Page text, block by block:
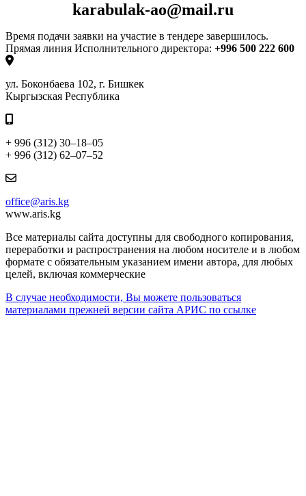
karabulak-ao@mail.ru
Время подачи заявки на участие в тендере завершилось.
Прямая линия Исполнительного директора: +996 500 222 600
ул. Боконбаева 102, г. Бишкек
Кыргызская Республика
+ 996 (312) 30–18–05
+ 996 (312) 62–07–52
office@aris.kg
www.aris.kg
Все материалы сайта доступны для свободного копирования,
переработки и распространения на любом носителе и в любом
формате с обязательным указанием имени автора, для любых
целей, включая коммерческие
В случае необходимости, Вы можете пользоваться
материалами прежней версии сайта АРИС по ссылке